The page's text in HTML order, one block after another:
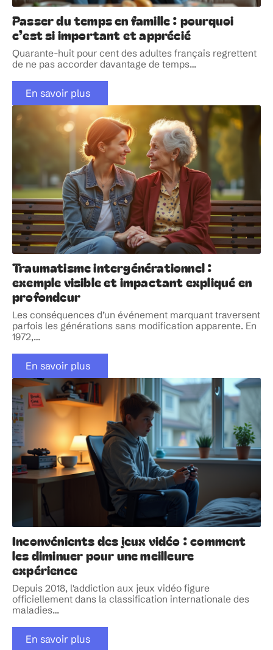
Passer du temps en famille : pourquoi
c’est si important et apprécié
Quarante-huit pour cent des adultes français regrettent
de ne pas accorder davantage de temps…
En savoir plus
Traumatisme intergénérationnel :
exemple visible et impactant expliqué en
profondeur
Les conséquences d’un événement marquant traversent
parfois les générations sans modification apparente. En
1972,…
En savoir plus
Inconvénients des jeux vidéo : comment
les diminuer pour une meilleure
expérience
Depuis 2018, l'addiction aux jeux vidéo figure
officiellement dans la classification internationale des
maladies…
En savoir plus